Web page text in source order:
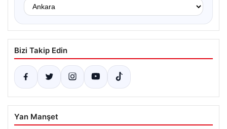
Bizi Takip Edin
Yan Manşet